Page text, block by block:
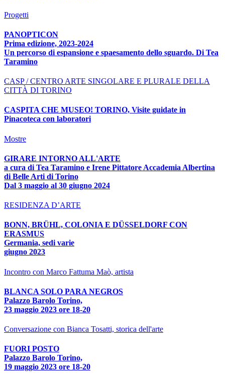
Progetti
PANOPTICON
Prima edizione, 2023-2024
Un percorso di espansione e spaesamento dello sguardo. Di Tea
Taramino
CASP / CENTRO ARTE SINGOLARE E PLURALE DELLA
CITTÀ DI TORINO
CASPITA CHE MUSEO! TORINO, Visite guidate in
Pinacoteca con laboratori
Mostre
GIRARE INTORNO ALL'ARTE
a cura di Tea Taramino e Irene Pittatore Accademia Albertina
di Belle Arti di Torino
Dal 3 maggio al 30 giugno 2024
RESIDENZA D’ARTE
BONN, BRÜHL, COLONIA E DÜSSELDORF CON
ERASMUS
Germania, sedi varie
giugno 2023
Incontro con Marco Fattuma Maò, artista
BLANCA SOLO PARA NEGROS
Palazzo Barolo Torino,
23 maggio 2023 ore 18-20
Conversazione con Bianca Tosatti, storica dell'arte
FUORI POSTO
Palazzo Barolo Torino,
19 maggio 2023 ore 18-20